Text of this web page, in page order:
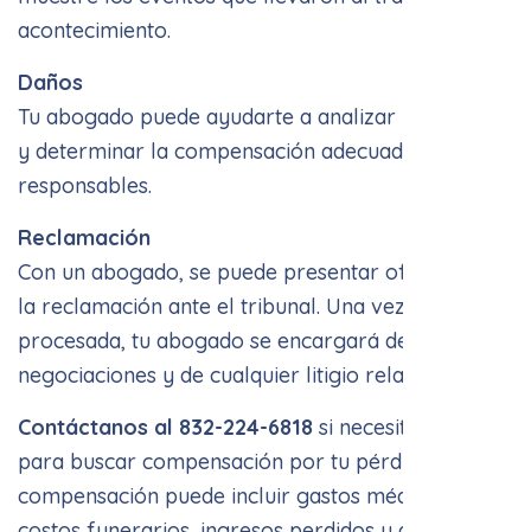
Daños
Tu abogado puede ayudarte a analizar la pérdida
y determinar la compensación adecuada de los
responsables.
Reclamación
Con un abogado, se puede presentar oficialmente
la reclamación ante el tribunal. Una vez
procesada, tu abogado se encargará de las
negociaciones y de cualquier litigio relacionado.
Contáctanos al 832-224-6818si necesitas ayuda
para buscar compensación por tu pérdida. La
compensación puede incluir gastos médicos,
costos funerarios, ingresos perdidos y daños
emocionales.